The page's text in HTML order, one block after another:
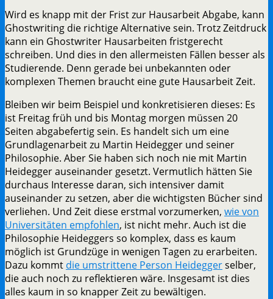
Wird es knapp mit der Frist zur Hausarbeit Abgabe, kann
Ghostwriting die richtige Alternative sein. Trotz Zeitdruck
kann ein Ghostwriter Hausarbeiten fristgerecht
schreiben. Und dies in den allermeisten Fällen besser als
Studierende. Denn gerade bei unbekannten oder
komplexen Themen braucht eine gute Hausarbeit Zeit.
Bleiben wir beim Beispiel und konkretisieren dieses: Es
ist Freitag früh und bis Montag morgen müssen 20
Seiten abgabefertig sein. Es handelt sich um eine
Grundlagenarbeit zu Martin Heidegger und seiner
Philosophie. Aber Sie haben sich noch nie mit Martin
Heidegger auseinander gesetzt. Vermutlich hätten Sie
durchaus Interesse daran, sich intensiver damit
auseinander zu setzen, aber die wichtigsten Bücher sind
verliehen. Und Zeit diese erstmal vorzumerken, wie von
Universitäten empfohlen, ist nicht mehr. Auch ist die
Philosophie Heideggers so komplex, dass es kaum
möglich ist Grundzüge in wenigen Tagen zu erarbeiten.
Dazu kommt die umstrittene Person Heideggerselber,
die auch noch zu reflektieren wäre. Insgesamt ist dies
alles kaum in so knapper Zeit zu bewältigen.